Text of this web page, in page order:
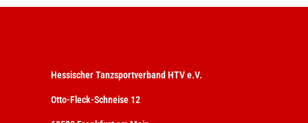
Hessischer Tanzsportverband HTV e.V.
Otto-Fleck-Schneise 12